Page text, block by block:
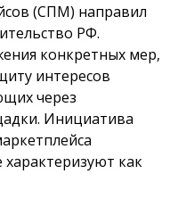
(СПМ) направил
РФ.
конкретных мер,
интересов
через
Инициатива
как